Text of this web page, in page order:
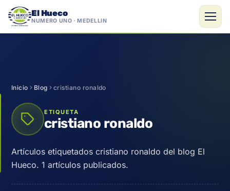
El Hueco
NÚMERO UNO · MEDELLÍN
Inicio Blog cristiano ronaldo
ETIQUETA
cristiano ronaldo
Artículos etiquetados cristiano ronaldo del blog El
Hueco. 1 artículos publicados.